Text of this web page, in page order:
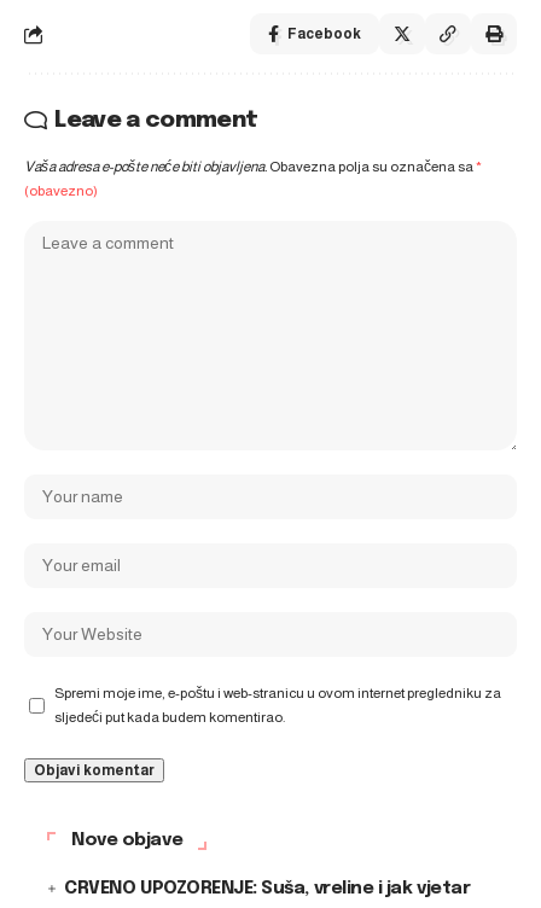
Facebook
Leave a comment
Vaša adresa e-pošte neće biti objavljena. Obavezna polja su označena sa*
(obavezno)
Spremi moje ime, e-poštu i web-stranicu u ovom internet pregledniku za
sljedeći put kada budem komentirao.
Nove objave
CRVENO UPOZORENJE: Suša, vreline i jak vjetar